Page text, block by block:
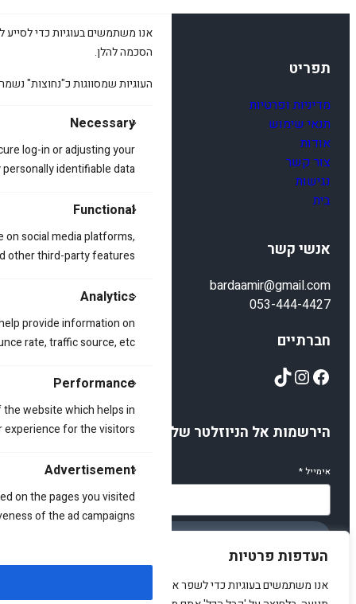
העדפות פרטיות
אנו משתמשים בעוגיות כדי לשפר את האתר, להציג תוכן מותאם ולנתח
אנו משתמשים בעוגיות כדי לסייע
הסכמה להלן.
העוגיות שמסווגות כ"נחוצות"
Necessary
log-in or adjusting your
identifiable data.
Functional
social media platforms,
other third-party features.
Analytics
provide information on
rate, traffic source, etc.
Performance
website which helps in
for the visitors.
Advertisement
on the pages you visited
of the ad campaigns.
תפריט
מדיניות ופרטיות
תנאי שימוש
אודות
צור קשר
נגישות
בית
אנשי קשר
bardaamir@gmail.com
053-444-4427
חברתיים
Facebook
Instagram
TikTok
הירשמות אל הניוזלטר שלנו
אימייל*